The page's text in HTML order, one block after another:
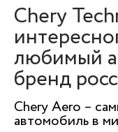
Chery
любимый
бренд
Chery Aero –
автомобиль в